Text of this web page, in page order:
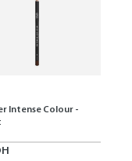
Intense Colour -